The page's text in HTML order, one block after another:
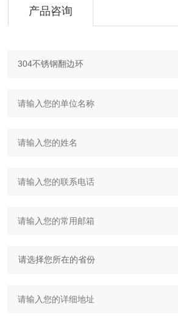
上述尺寸符合MSS SP-43、ASME B16.9标准。
产品咨询